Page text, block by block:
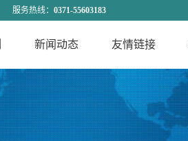
服务热线： 0371-55603183
新闻动态
公司新闻
行业动态
友情链接